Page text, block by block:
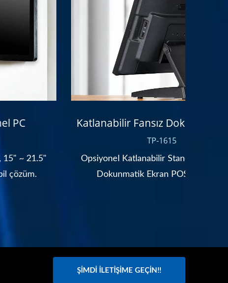
Katlanabilir Fansız Dokunmatik POS
Opsiyonel Katlanabilir Stand ile 15" Fansız
Dokunmatik Ekran POS Terminali.
ŞIMDI İLETIŞIME GEÇIN!!